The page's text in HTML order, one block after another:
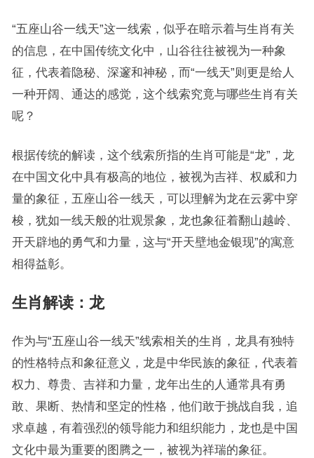
“五座山谷一线天”这一线索，似乎在暗示着与生肖有关
的信息，在中国传统文化中，山谷往往被视为一种象
征，代表着隐秘、深邃和神秘，而“一线天”则更是给人
一种开阔、通达的感觉，这个线索究竟与哪些生肖有关
呢？
根据传统的解读，这个线索所指的生肖可能是“龙”，龙
在中国文化中具有极高的地位，被视为吉祥、权威和力
量的象征，五座山谷一线天，可以理解为龙在云雾中穿
梭，犹如一线天般的壮观景象，龙也象征着翻山越岭、
开天辟地的勇气和力量，这与“开天壁地金银现”的寓意
相得益彰。
生肖解读：龙
作为与“五座山谷一线天”线索相关的生肖，龙具有独特
的性格特点和象征意义，龙是中华民族的象征，代表着
权力、尊贵、吉祥和力量，龙年出生的人通常具有勇
敢、果断、热情和坚定的性格，他们敢于挑战自我，追
求卓越，有着强烈的领导能力和组织能力，龙也是中国
文化中最为重要的图腾之一，被视为祥瑞的象征。